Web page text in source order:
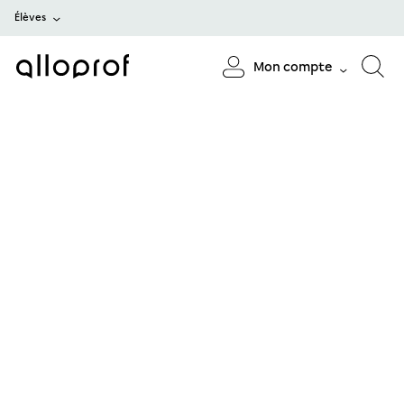
Élèves
Mon compte